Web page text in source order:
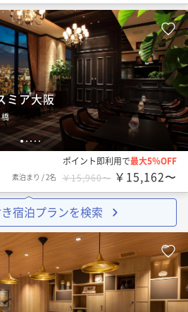
12 345
ミア大阪
ポイント即利用で最大5％OFF
素泊まり /2名 ￥15,960〜 ￥15,162〜
宿泊プランを検索